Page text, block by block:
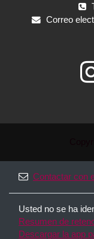
Correo
Contactar con
Usted no se ha
Resumen de
Descargar la app